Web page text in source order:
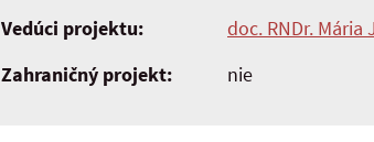
Vedúci projektu:
doc. RNDr. Mária
Zahraničný projekt:
nie